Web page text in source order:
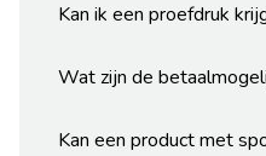
Kan ik een proefdruk
Wat zijn de
Kan een product met